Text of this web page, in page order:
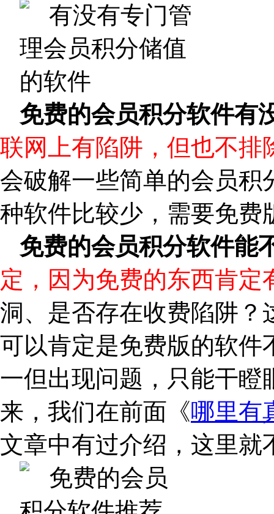
免费的会员积分软件有
联网上有陷阱，但也不排
会破解一些简单的会员积
种软件比较少，需要免费
免费的会员积分软件能
定，因为免费的东西肯定
洞、是否存在收费陷阱？
可以肯定是免费版的软件
一但出现问题，只能干瞪
来，我们在前面《哪里有
文章中有过介绍，这里就